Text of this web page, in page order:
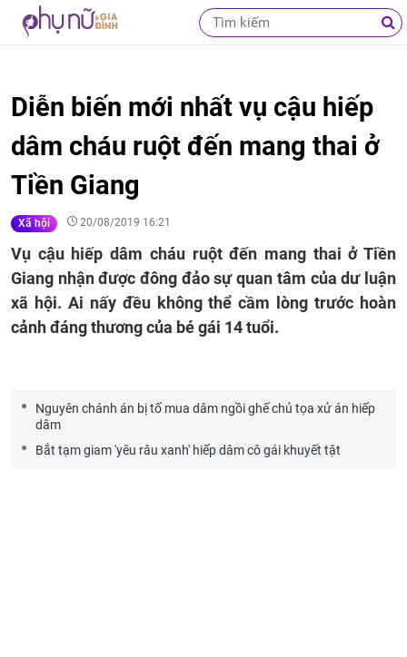
Diễn biến mới nhất vụ cậu hiếp
dâm cháu ruột đến mang thai ở
Tiền Giang
Xã hội 20/08/2019 16:21
Vụ cậu hiếp dâm cháu ruột đến mang thai ở Tiền
Giang nhận được đông đảo sự quan tâm của dư luận
xã hội. Ai nấy đều không thể cầm lòng trước hoàn
cảnh đáng thương của bé gái 14 tuổi.
Nguyên chánh án bị tố mua dâm ngồi ghế chủ tọa xử án hiếp
dâm
Bắt tạm giam 'yêu râu xanh' hiếp dâm cô gái khuyết tật